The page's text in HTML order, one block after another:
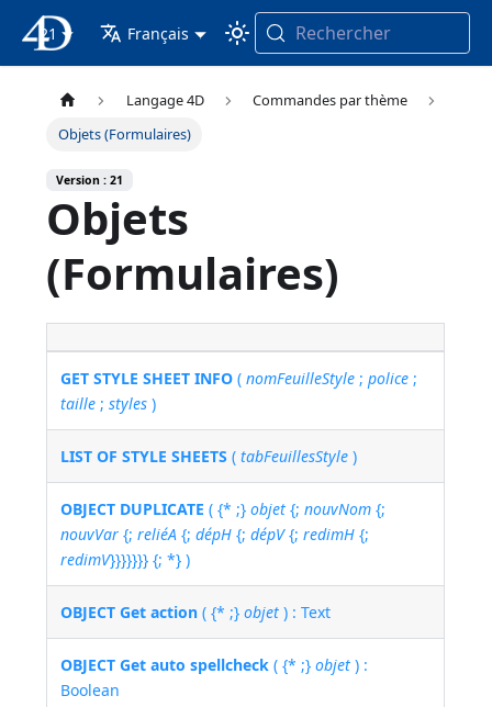
4D Documentation
21 Français Rechercher
Langage 4D
Commandes par thème
Objets (Formulaires)
Version : 21
Objets
(Formulaires)
GET STYLE SHEET INFO (nomFeuilleStyle ;police ;
taille ;styles )
LIST OF STYLE SHEETS (tabFeuillesStyle )
OBJECT DUPLICATE ( {* ;}objet {;nouvNom {;
nouvVar {;reliéA {;dépH {;dépV{;redimH {;
redimV}}}}}}} {; *} )
OBJECT Get action ( {* ;}objet ) : Text
OBJECT Get auto spellcheck ( {* ;}objet ) :
Boolean